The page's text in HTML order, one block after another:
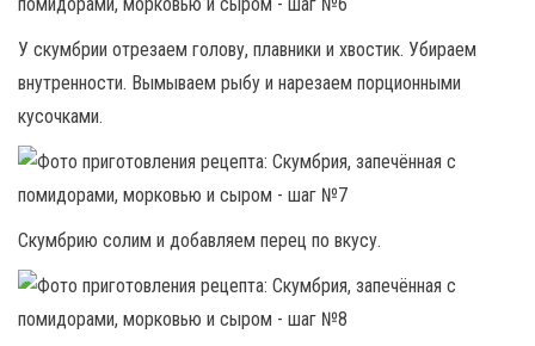
У скумбрии отрезаем голову, плавники и хвостик. Убираем
внутренности. Вымываем рыбу и нарезаем порционными
кусочками.
Скумбрию солим и добавляем перец по вкусу.